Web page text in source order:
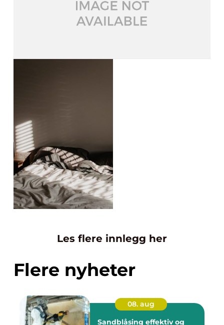
Les flere innlegg her
Flere nyheter
08. aug
Sandblåsing effektiv og